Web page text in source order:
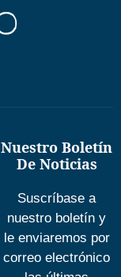
Nuestro Boletín
De Noticias
Suscríbase a
nuestro boletín y
le enviaremos por
correo electrónico